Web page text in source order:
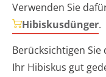
Verwenden Sie
Hibiskusdünger.
Berücksichtigen Sie
Ihr Hibiskus gut